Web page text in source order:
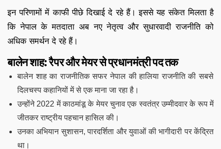
इन परिणामों में काफी पीछे दिखाई दे रहे हैं। इससे यह संकेत मिलता है
कि नेपाल के मतदाता अब नए नेतृत्व और सुधारवादी राजनीति को
अधिक समर्थन दे रहे हैं।
बालेन शाह: रैपर और मेयर से प्रधानमंत्री पद तक
बालेन शाह का राजनीतिक सफर नेपाल की हालिया राजनीति की सबसे
दिलचस्प कहानियों में से एक माना जा रहा है।
उन्होंने 2022 में काठमांडू के मेयर चुनाव एक स्वतंत्र उम्मीदवार के रूप में
जीतकर राष्ट्रीय पहचान हासिल की।
उनका अभियान सुशासन, पारदर्शिता और युवाओं की भागीदारी पर केंद्रित
था।